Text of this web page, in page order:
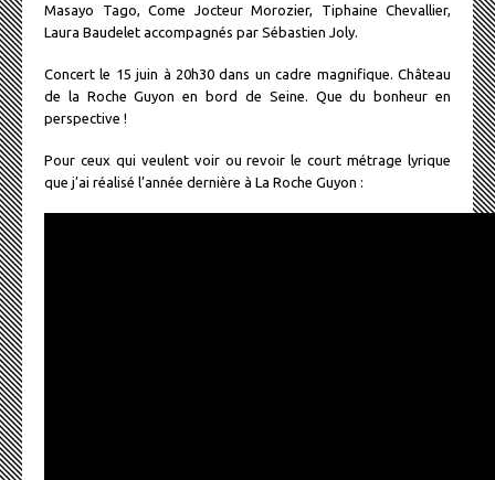
Masayo Tago, Come Jocteur Morozier, Tiphaine Chevallier,
Laura Baudelet accompagnés par Sébastien Joly.
Concert le 15 juin à 20h30 dans un cadre magnifique. Château
de la Roche Guyon en bord de Seine. Que du bonheur en
perspective !
Pour ceux qui veulent voir ou revoir le court métrage lyrique
que j’ai réalisé l’année dernière à La Roche Guyon :